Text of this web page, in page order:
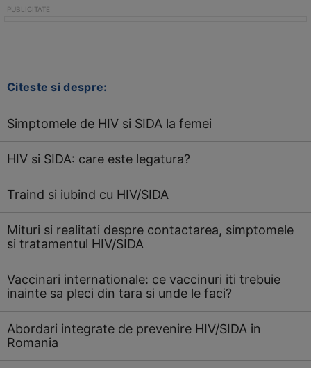
Citeste si despre:
Simptomele de HIV si SIDA la femei
HIV si SIDA: care este legatura?
Traind si iubind cu HIV/SIDA
Mituri si realitati despre contactarea, simptomele
si tratamentul HIV/SIDA
Vaccinari internationale: ce vaccinuri iti trebuie
inainte sa pleci din tara si unde le faci?
Abordari integrate de prevenire HIV/SIDA in
Romania